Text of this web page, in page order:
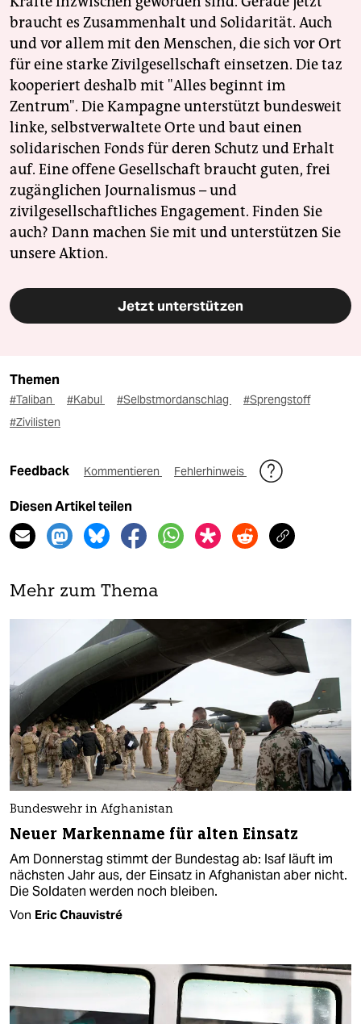
braucht es Zusammenhalt und Solidarität. Auch
und vor allem mit den Menschen, die sich vor Ort
für eine starke Zivilgesellschaft einsetzen. Die taz
kooperiert deshalb mit "Alles beginnt im
Zentrum". Die Kampagne unterstützt bundesweit
linke, selbstverwaltete Orte und baut einen
solidarischen Fonds für deren Schutz und Erhalt
auf. Eine offene Gesellschaft braucht guten, frei
zugänglichen Journalismus – und
zivilgesellschaftliches Engagement. Finden Sie
auch? Dann machen Sie mit und unterstützen Sie
unsere Aktion.
Jetzt unterstützen
Themen
#Taliban #Kabul #Selbstmordanschlag
#Sprengstoff
#Zivilisten
Feedback Kommentieren Fehlerhinweis
Diesen Artikel teilen
Mehr zum Thema
Bundeswehr in Afghanistan
Neuer Markenname für alten Einsatz
Am Donnerstag stimmt der Bundestag ab: Isaf läuft im
nächsten Jahr aus, der Einsatz in Afghanistan aber nicht.
Die Soldaten werden noch bleiben.
Von Eric Chauvistré